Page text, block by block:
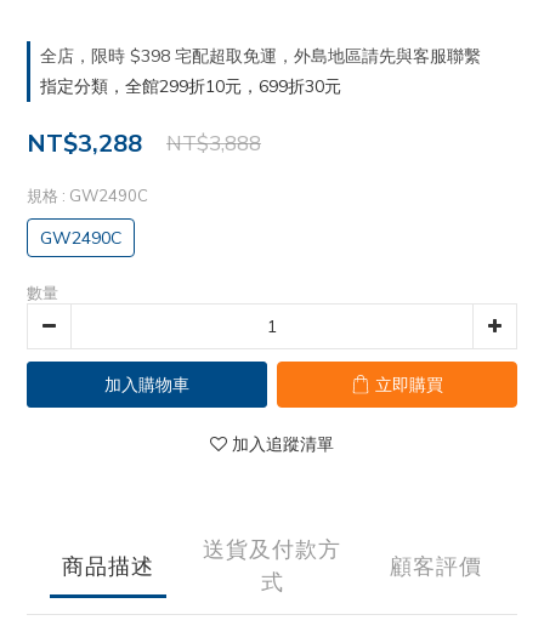
全店，限時 $398 宅配超取免運，外島地區請先與客服聯繫
指定分類，全館299折10元，699折30元
NT$3,288 NT$3,888
規格 : GW2490C
GW2490C
數量
加入購物車 立即購買
加入追蹤清單
商品描述
送貨及付款方
式
顧客評價